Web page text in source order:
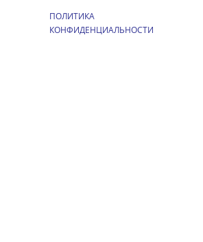
ПОЛИТИКА
КОНФИДЕНЦИАЛЬНОСТИ